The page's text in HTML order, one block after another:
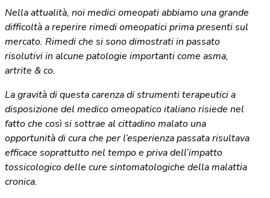
Nella attualità, noi medici omeopati abbiamo una grande
difficoltà a reperire rimedi omeopatici prima presenti sul
mercato. Rimedi che si sono dimostrati in passato
risolutivi in alcune patologie importanti come asma,
artrite & co.
La gravità di questa carenza di strumenti terapeutici a
disposizione del medico omeopatico italiano risiede nel
fatto che così si sottrae al cittadino malato una
opportunità di cura che per l’esperienza passata risultava
efficace soprattutto nel tempo e priva dell’impatto
tossicologico delle cure sintomatologiche della malattia
cronica.